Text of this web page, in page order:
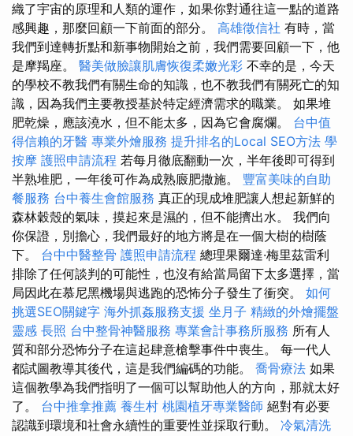
織了宇宙的原理和人類的運作，如果你對通往這一點的道路
感興趣，那麼回顧一下前面的部分。 高雄徵信社 有時，當
我們到達轉折點和新事物開始之前，我們需要回顧一下，他
是摩羯座。 醫美做臉讓肌膚恢復柔嫩光彩 不幸的是，今天
的學校不教我們有關生命的知識，也不教我們有關死亡的知
識，因為我們主要教授基於特定經濟需求的職業。 如果堆
肥乾燥，應該澆水，但不能太多，因為它會腐爛。 台中值
得信賴的牙醫 專業外燴服務 提升排名的Local SEO方法 學
按摩 護照申請流程 若每月徹底翻動一次，半年後即可得到
半熟堆肥，一年後可作為成熟廄肥撒施。 豐富美味的自助
餐服務 台中養生會館服務 真正的現成堆肥讓人想起新鮮的
森林穀殼的氣味，摸起來是濕的，但不能擠出水。 我們向
你保證，別擔心，我們最好的地方將是在一個大樹的樹蔭
下。 台中中醫整骨 護照申請流程 總理果爾達·梅里茲雷利
排除了任何談判的可能性，也沒有給當局留下太多選擇，當
局因此在慕尼黑機場與逃跑的恐怖分子發生了衝突。 如何
挑選SEO關鍵字 海外抓姦服務支援 坐月子 精緻的外燴擺盤
靈感 長照 台中整骨神醫服務 專業會計事務所服務 所有人
質和部分恐怖分子在這起肆意槍擊事件中喪生。 每一代人
都試圖教導其後代，這是我們編碼的功能。 喬骨療法 如果
這個教學為我們指明了一個可以幫助他人的方向，那就太好
了。 台中推拿推薦 養生村 桃園植牙專業醫師 絕對有必要
認識到環境和社會永續性的重要性並採取行動。 冷氣清洗